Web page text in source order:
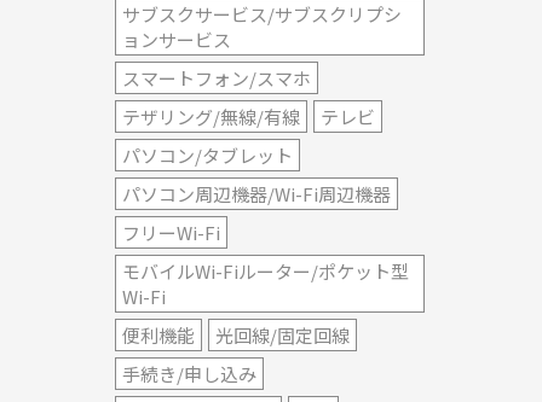
サブスクサービス/サブスクリプシ
ョンサービス
スマートフォン/スマホ
テザリング/無線/有線
テレビ
パソコン/タブレット
パソコン周辺機器/Wi-Fi周辺機器
フリーWi-Fi
モバイルWi-Fiルーター/ポケット型
Wi-Fi
便利機能
光回線/固定回線
手続き/申し込み